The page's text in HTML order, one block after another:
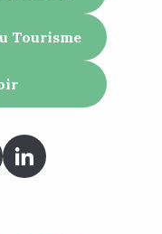
Tourisme